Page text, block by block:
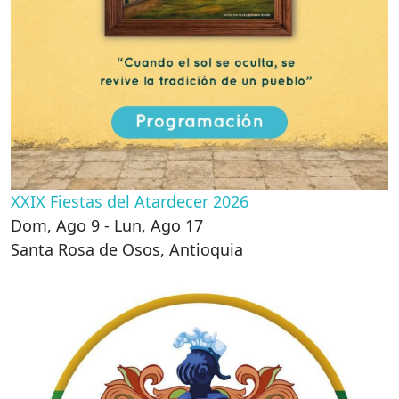
XXIX Fiestas del Atardecer 2026
Dom, Ago 9 - Lun, Ago 17
Santa Rosa de Osos, Antioquia